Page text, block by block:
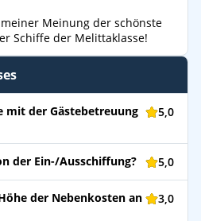
Meinung der schönste
Schiffe der Melittaklasse!
mit der Gästebetreuung
5,0
der Ein-/Ausschiffung? 5,0
der Nebenkosten an
3,0